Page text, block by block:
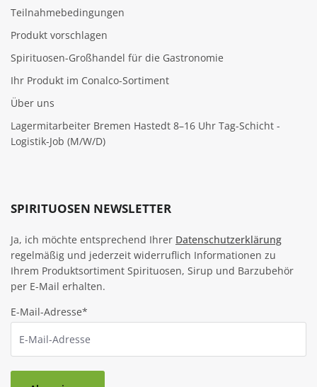
Teilnahmebedingungen
Produkt vorschlagen
Spirituosen-Großhandel für die Gastronomie
Ihr Produkt im Conalco-Sortiment
Über uns
Lagermitarbeiter Bremen Hastedt 8–16 Uhr Tag-Schicht -
Logistik-Job (M/W/D)
SPIRITUOSEN NEWSLETTER
Ja, ich möchte entsprechend Ihrer Datenschutzerklärung
regelmäßig und jederzeit widerruflich Informationen zu
Ihrem Produktsortiment Spirituosen, Sirup und Barzubehör
per E-Mail erhalten.
E-Mail-Adresse*